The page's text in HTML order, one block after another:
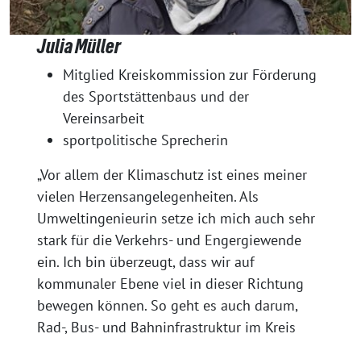
Julia Müller
Mitglied Kreiskommission zur Förderung
des Sportstättenbaus und der
Vereinsarbeit
sportpolitische Sprecherin
„Vor allem der Klimaschutz ist eines meiner
vielen Herzensangelegenheiten. Als
Umweltingenieurin setze ich mich auch sehr
stark für die Verkehrs- und Engergiewende
ein. Ich bin überzeugt, dass wir auf
kommunaler Ebene viel in dieser Richtung
bewegen können. So geht es auch darum,
Rad-, Bus- und Bahninfrastruktur im Kreis